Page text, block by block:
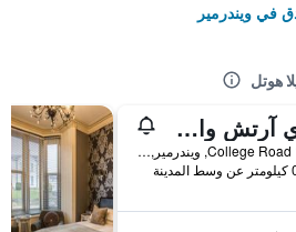
في ويندرمير
هوتل
ذي آرتش واي جيست هاوس
13 College Road, ويندرمير, المملكة المتحدة